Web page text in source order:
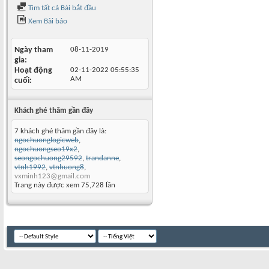
Tìm tất cả Bài bắt đầu
Xem Bài báo
Ngày tham
gia
08-11-2019
Hoạt động
cuối
02-11-2022 05:55:35
AM
Khách ghé thăm gần đây
7 khách ghé thăm gần đây là:
ngochuonglogicweb,
ngochuongseo19x2,
seongochuong29592, trandanne,
vtnh1992, vtnhuong8,
vxminh123@gmail.com
Trang này được xem 75,728 lần